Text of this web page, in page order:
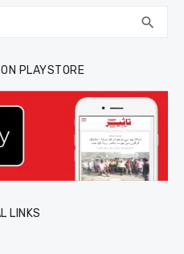
search
PLAYSTORE
LINKS